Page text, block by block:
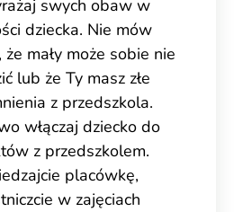
swych obaw w
dziecka. Nie mów
że mały może sobie nie
lub że Ty masz złe
z przedszkola.
włączaj dziecko do
z przedszkolem.
placówkę,
w zajęciach